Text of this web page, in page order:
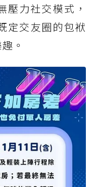
壓力社交模式，
定交友圈的包袱
。